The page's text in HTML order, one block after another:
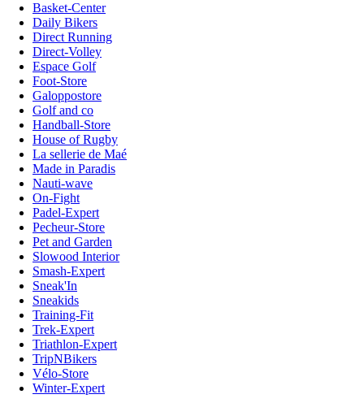
Basket-Center
Daily Bikers
Direct Running
Direct-Volley
Espace Golf
Foot-Store
Galoppostore
Golf and co
Handball-Store
House of Rugby
La sellerie de Maé
Made in Paradis
Nauti-wave
On-Fight
Padel-Expert
Pecheur-Store
Pet and Garden
Slowood Interior
Smash-Expert
Sneak'In
Sneakids
Training-Fit
Trek-Expert
Triathlon-Expert
TripNBikers
Vélo-Store
Winter-Expert